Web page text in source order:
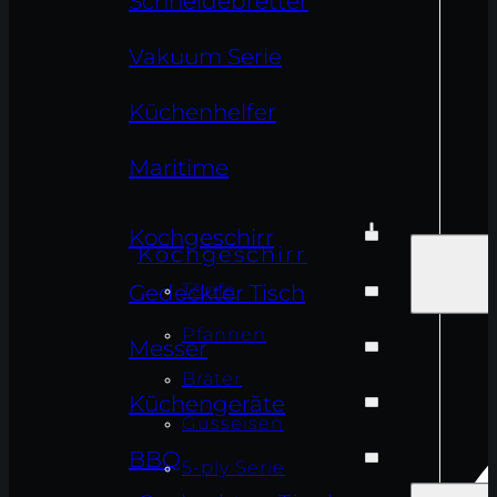
Vakuum Serie
Küchenhelfer
Maritime
Kochgeschirr
Gedeckter Tisch
Messer
Küchengeräte
BBQ
Kochgeschirr
Töpfe
Pfannen
Bräter
Gusseisen
5-ply Serie